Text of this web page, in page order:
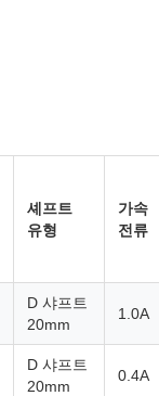
셰프트
유형
가속
전류
D 샤프트
20mm
1.0A
D 샤프트
20mm
0.4A